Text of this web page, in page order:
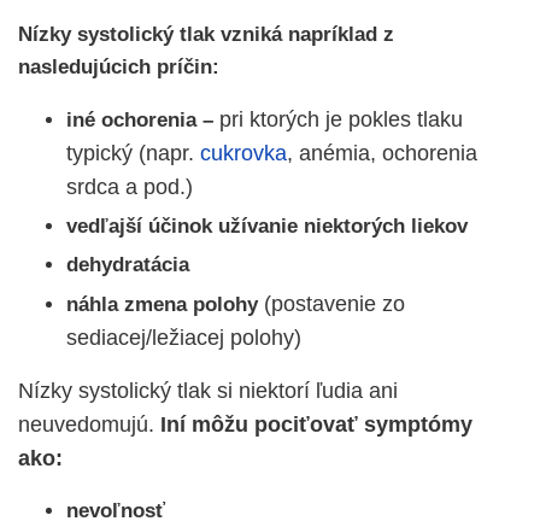
Nízky systolický tlak vzniká napríklad z
nasledujúcich príčin:
iné ochorenia – pri ktorých je pokles tlaku
typický (napr. cukrovka, anémia, ochorenia
srdca a pod.)
vedľajší účinok užívanie niektorých liekov
dehydratácia
náhla zmena polohy (postavenie zo
sediacej/ležiacej polohy)
Nízky systolický tlak si niektorí ľudia ani
neuvedomujú. Iní môžu pociťovať symptómy
ako:
nevoľnosť